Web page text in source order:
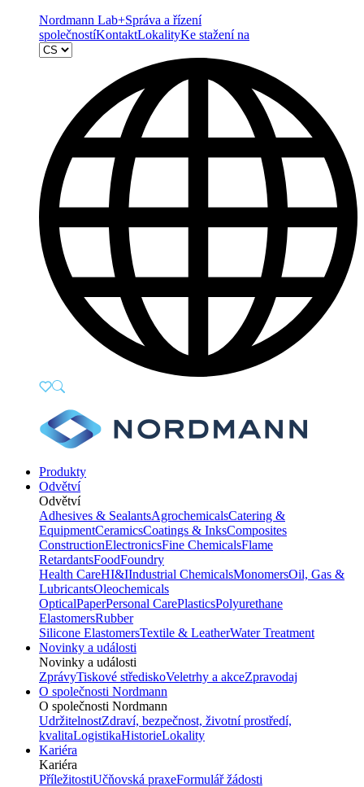
Nordmann Lab+Správa a řízení
společnostíKontaktLokalityKe stažení na
Produkty
Odvětví
Odvětví
Adhesives & SealantsAgrochemicalsCatering &
EquipmentCeramicsCoatings & InksComposites
ConstructionElectronicsFine ChemicalsFlame
RetardantsFoodFoundry
Health CareHI&IIndustrial ChemicalsMonomersOil, Gas &
LubricantsOleochemicals
OpticalPaperPersonal CarePlasticsPolyurethane
ElastomersRubber
Silicone ElastomersTextile & LeatherWater Treatment
Novinky a události
Novinky a události
ZprávyTiskové střediskoVeletrhy a akceZpravodaj
O společnosti Nordmann
O společnosti Nordmann
UdržitelnostZdraví, bezpečnost, životní prostředí,
kvalitaLogistikaHistorieLokality
Kariéra
Kariéra
PříležitostiUčňovská praxeFormulář žádosti